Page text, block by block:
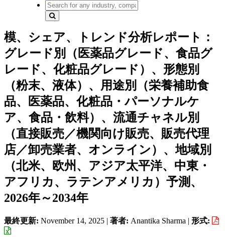
模、シェア、トレンド分析レポート：
グレード別（医薬品グレード、食品グ
レード、化粧品グレード）、形態別
（粉末、液体）、用途別（栄養補助食
品、医薬品、化粧品・パーソナルケ
ア、食品・飲料）、流通チャネル別
（直接販売／機関向け販売、販売代理
店／卸売業者、オンライン）、地域別
（北米、欧州、アジア太平洋、中東・
アフリカ、ラテンアメリカ）予測、
2026年～2034年
最終更新: November 14, 2025 | 著者: Anantika Sharma | 形式: